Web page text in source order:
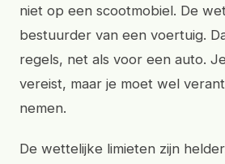
niet op een scootmobiel. De
bestuurder van een voertuig.
regels, net als voor een auto.
vereist, maar je moet wel
nemen.
De wettelijke limieten zijn